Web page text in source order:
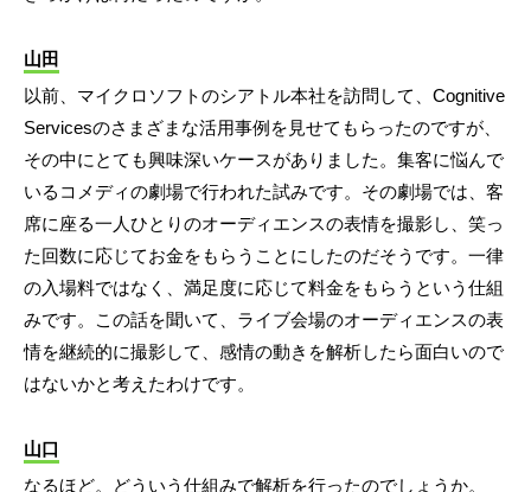
山田
以前、マイクロソフトのシアトル本社を訪問して、Cognitive
Servicesのさまざまな活用事例を見せてもらったのですが、
その中にとても興味深いケースがありました。集客に悩んで
いるコメディの劇場で行われた試みです。その劇場では、客
席に座る一人ひとりのオーディエンスの表情を撮影し、笑っ
た回数に応じてお金をもらうことにしたのだそうです。一律
の入場料ではなく、満足度に応じて料金をもらうという仕組
みです。この話を聞いて、ライブ会場のオーディエンスの表
情を継続的に撮影して、感情の動きを解析したら面白いので
はないかと考えたわけです。
山口
なるほど。どういう仕組みで解析を行ったのでしょうか。